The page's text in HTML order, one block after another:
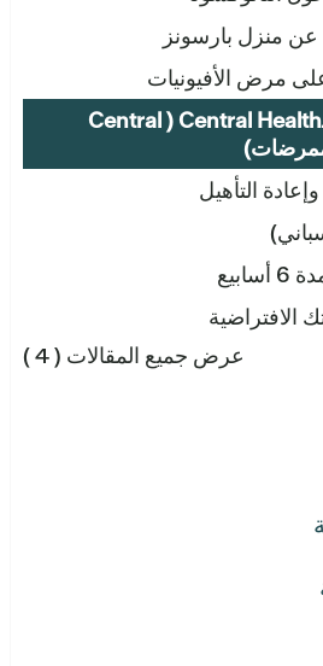
منزل بارسونز
مرض الأفيونيات
خط التمريض لـCentral Health ( Central
التأهيل
الافتراضية
عرض جميع المقالات ( 4 )